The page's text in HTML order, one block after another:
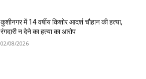
कुशीनगर में 14 वर्षीय किशोर आदर्श चौहान की हत्या,
रंगदारी न देने का हत्या का आरोप
02/08/2026